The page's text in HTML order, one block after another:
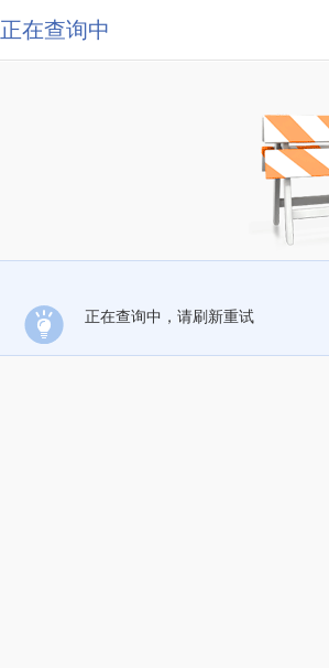
正在查询中
正在查询中，请刷新重试